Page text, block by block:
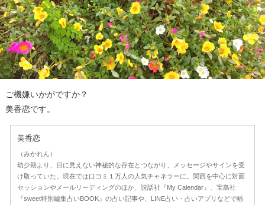
ご機嫌いかがですか？
美香恋です。
美香恋
（みかれん）
幼少期より、目に見えない神秘的な存在とつながり、メッセージやサインを受
け取っていた。現在では口コミ１万人の人気チャネラーに。関西を中心に対面
セッションやメールリーディングのほか、説話社『My Calendar』、宝島社
『sweet特別編集占いBOOK』の占い記事や、LINE占い・占いアプリなどで幅